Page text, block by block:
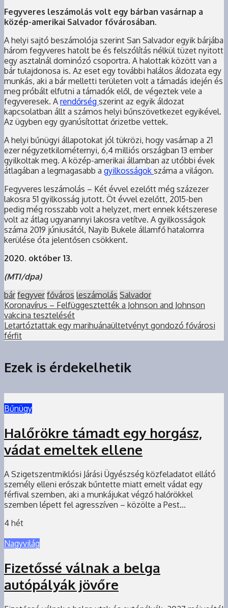
Fegyveres leszámolás volt egy bárban vasárnap a
közép-amerikai Salvador fővárosában.
A helyi sajtó beszámolója szerint San Salvador egyik bárjába
három fegyveres hatolt be és felszólítás nélkül tüzet nyitott
egy asztalnál dominózó csoportra. A halottak között van a
bár tulajdonosa is. Az eset egy további halálos áldozata egy
munkás, aki a bár melletti területen volt a támadás idején és
meg próbált elfutni a támadók elől, de végeztek vele a
fegyveresek. A rendőrség szerint az egyik áldozat
kapcsolatban állt a számos helyi bűnszövetkezet egyikével.
Az ügyben egy gyanúsítottat őrizetbe vettek.
A helyi bűnügyi állapotokat jól tükrözi, hogy vasárnap a 21
ezer négyzetkilométernyi, 6,4 milliós országban 13 ember
gyilkoltak meg. A közép-amerikai államban az utóbbi évek
átlagában a legmagasabb a gyilkosságok száma a világon.
Fegyveres leszámolás – Két évvel ezelőtt még százezer
lakosra 51 gyilkosság jutott. Öt évvel ezelőtt, 2015-ben
pedig még rosszabb volt a helyzet, mert ennek kétszerese
volt az átlag ugyanannyi lakosra vetítve. A gyilkosságok
száma 2019 júniusától, Nayib Bukele államfő hatalomra
kerülése óta jelentősen csökkent.
2020. október 13.
(MTI/dpa)
bár fegyver főváros leszámolás Salvador
Koronavírus – Felfüggesztették a Johnson and Johnson
vakcina tesztelését
Letartóztattak egy marihuánaültetvényt gondozó fővárosi
férfit
Ezek is érdekelhetik
Bűnügy
Halőrökre támadt egy horgász,
vádat emeltek ellene
A Szigetszentmiklósi Járási Ügyészség közfeladatot ellátó
személy elleni erőszak bűntette miatt emelt vádat egy
férfival szemben, aki a munkájukat végző halőrökkel
szemben lépett fel agresszíven – közölte a Pest...
4 hét
Nagyvilág
Fizetőssé válnak a belga
autópályák jövőre